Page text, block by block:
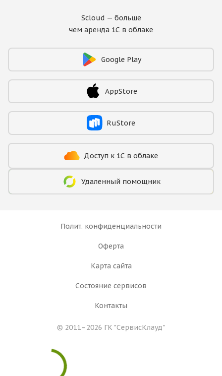
Scloud — больше
чем аренда 1С в облаке
Доступ к 1С в облаке
Удаленный помощник
Google Play
AppStore
RuStore
Полит. конфиденциальности
Оферта
Карта сайта
Состояние сервисов
Контакты
© 2011–2026 ГК "СервисКлауд"